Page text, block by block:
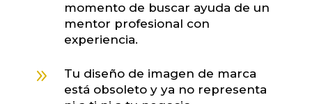
momento de buscar ayuda de un
mentor profesional con
experiencia.
9
Tu diseño de imagen de marca
está obsoleto y ya no representa